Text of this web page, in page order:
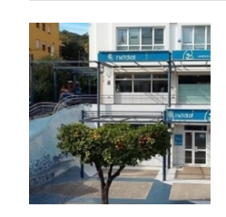
Kabul Edilenler
HIV’li Hastalar
Hepatit B’li Hastalar
Hepatit C’li Hastalar
EHIC